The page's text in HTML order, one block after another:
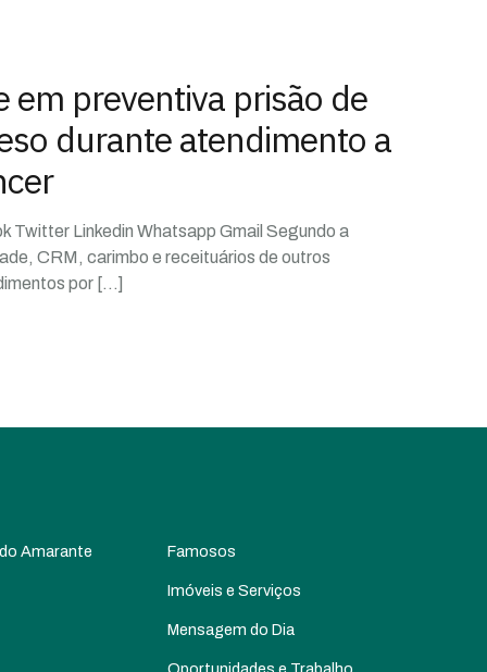
em preventiva prisão de
durante atendimento a
Twitter Linkedin Whatsapp Gmail Segundo a
CRM, carimbo e receituários de outros
por […]
Amarante Famosos
Imóveis e Serviços
Mensagem do Dia